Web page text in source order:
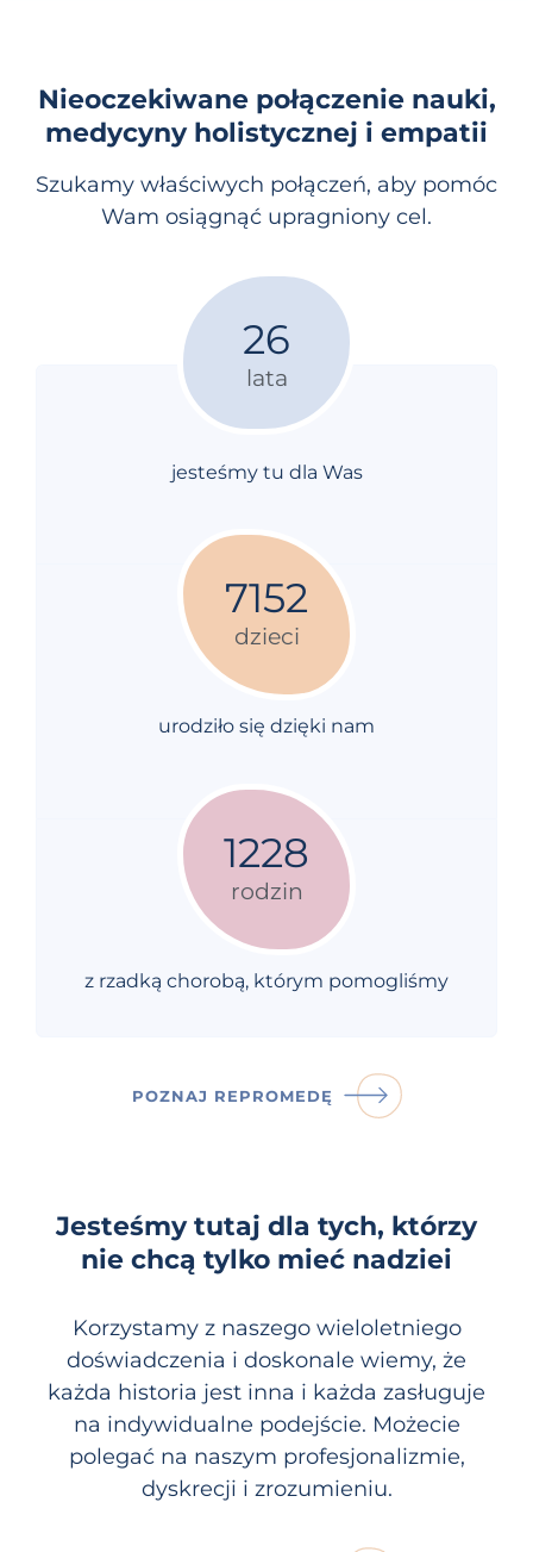
Nieoczekiwane połączenie nauki,
medycyny holistycznej i empatii
Szukamy właściwych połączeń, aby pomóc
Wam osiągnąć upragniony cel.
lata
26
jesteśmy tu dla Was
dzieci
7152
urodziło się dzięki nam
rodzin
1228
z rzadką chorobą, którym pomogliśmy
POZNAJ REPROMEDĘ
Jesteśmy tutaj dla tych, którzy
nie chcą tylko mieć nadziei
Korzystamy z naszego wieloletniego
doświadczenia i doskonale wiemy, że
każda historia jest inna i każda zasługuje
na indywidualne podejście. Możecie
polegać na naszym profesjonalizmie,
dyskrecji i zrozumieniu.